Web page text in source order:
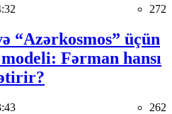
272
“Azərkosmos” üçün
Fərman hansı
262